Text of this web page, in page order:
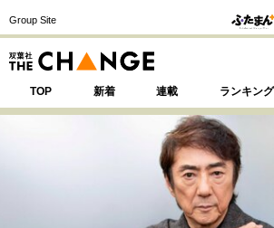
Group Site
TOP 新着 連載 ランキング
注目の記事テーマで探す